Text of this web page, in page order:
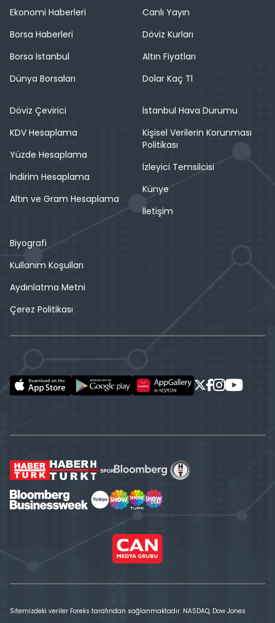
Ekonomi Haberleri
Borsa Haberleri
Borsa İstanbul
Dünya Borsaları
Canlı Yayın
Döviz Kurları
Altın Fiyatları
Dolar Kaç Tl
Döviz Çevirici
KDV Hesaplama
Yüzde Hesaplama
İndirim Hesaplama
Altın ve Gram Hesaplama
İstanbul Hava Durumu
Kişisel Verilerin Korunması
Politikası
İzleyici Temsilcisi
Künye
İletişim
Biyografi
Kullanım Koşulları
Aydınlatma Metni
Çerez Politikası
Sitemizdeki veriler Foreks tarafından sağlanmaktadır. NASDAQ, Dow Jones